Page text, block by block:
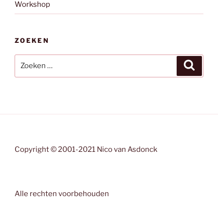
Workshop
ZOEKEN
naar:
Copyright © 2001-2021 Nico van Asdonck
Alle rechten voorbehouden